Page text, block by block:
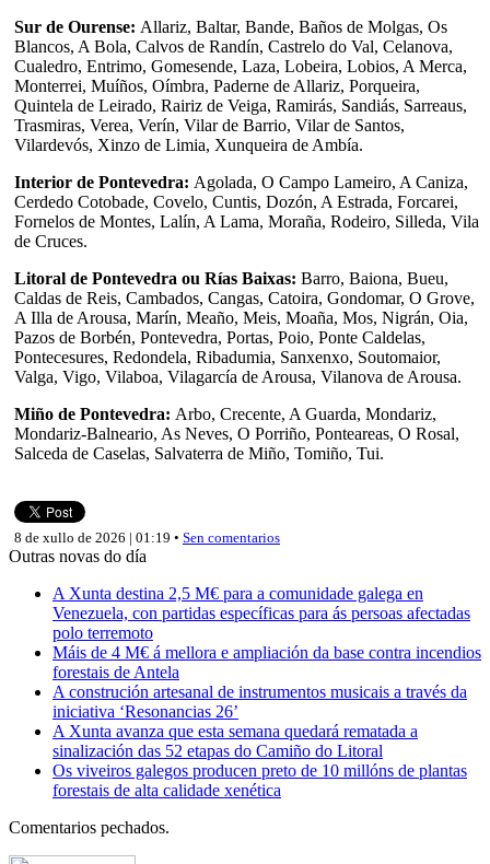
Sur de Ourense: Allariz, Baltar, Bande, Baños de Molgas, Os
Blancos, A Bola, Calvos de Randín, Castrelo do Val, Celanova,
Cualedro, Entrimo, Gomesende, Laza, Lobeira, Lobios, A Merca,
Monterrei, Muíños, Oímbra, Paderne de Allariz, Porqueira,
Quintela de Leirado, Rairiz de Veiga, Ramirás, Sandiás, Sarreaus,
Trasmiras, Verea, Verín, Vilar de Barrio, Vilar de Santos,
Vilardevós, Xinzo de Limia, Xunqueira de Ambía.
Interior de Pontevedra: Agolada, O Campo Lameiro, A Caniza,
Cerdedo Cotobade, Covelo, Cuntis, Dozón, A Estrada, Forcarei,
Fornelos de Montes, Lalín, A Lama, Moraña, Rodeiro, Silleda, Vila
de Cruces.
Litoral de Pontevedra ou Rías Baixas: Barro, Baiona, Bueu,
Caldas de Reis, Cambados, Cangas, Catoira, Gondomar, O Grove,
A Illa de Arousa, Marín, Meaño, Meis, Moaña, Mos, Nigrán, Oia,
Pazos de Borbén, Pontevedra, Portas, Poio, Ponte Caldelas,
Pontecesures, Redondela, Ribadumia, Sanxenxo, Soutomaior,
Valga, Vigo, Vilaboa, Vilagarcía de Arousa, Vilanova de Arousa.
Miño de Pontevedra: Arbo, Crecente, A Guarda, Mondariz,
Mondariz-Balneario, As Neves, O Porriño, Ponteareas, O Rosal,
Salceda de Caselas, Salvaterra de Miño, Tomiño, Tui.
8 de xullo de 2026 | 01:19 • Sen comentarios
Outras novas do día
A Xunta destina 2,5 M€ para a comunidade galega en
Venezuela, con partidas específicas para ás persoas afectadas
polo terremoto
Máis de 4 M€ á mellora e ampliación da base contra incendios
forestais de Antela
A construción artesanal de instrumentos musicais a través da
iniciativa ‘Resonancias 26’
A Xunta avanza que esta semana quedará rematada a
sinalización das 52 etapas do Camiño do Litoral
Os viveiros galegos producen preto de 10 millóns de plantas
forestais de alta calidade xenética
Comentarios pechados.